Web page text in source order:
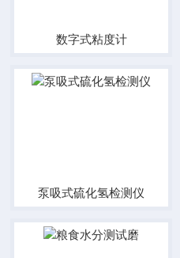
数字式粘度计
泵吸式硫化氢检测仪